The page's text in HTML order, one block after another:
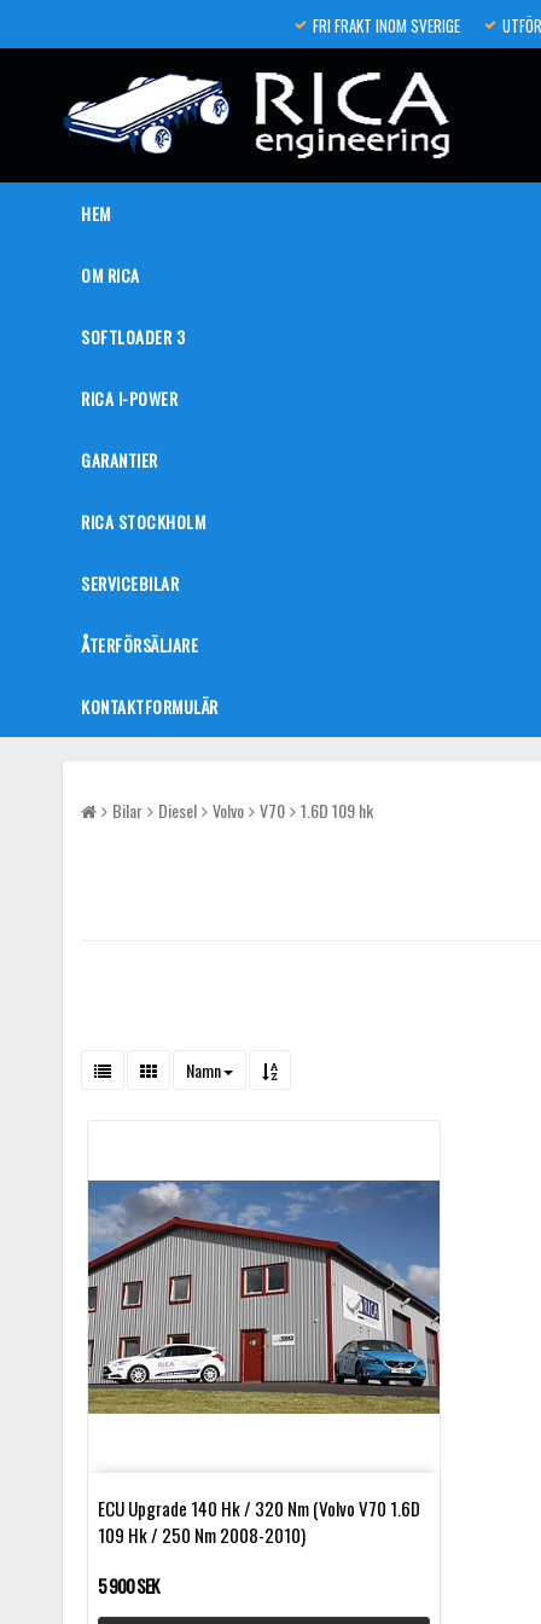
FRI FRAKT INOM SVERIGE
HEM
OM RICA
SOFTLOADER 3
RICA I-POWER
GARANTIER
RICA STOCKHOLM
SERVICEBILAR
ÅTERFÖRSÄLJARE
KONTAKTFORMULÄR
Bilar Diesel Volvo V70 1.6D 109 hk
Namn
ECU Upgrade 140 Hk / 320 Nm (Volvo V70 1.6D
109 Hk / 250 Nm 2008-2010)
5 900 SEK